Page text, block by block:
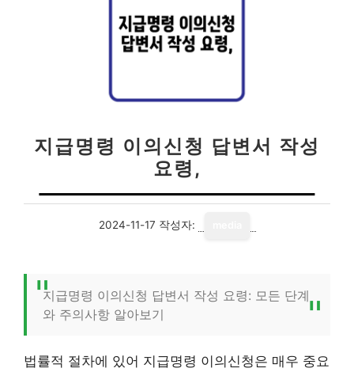
지급명령 이의신청 답변서 작성
요령,
2024-11-17 작성자:
지급명령 이의신청 답변서 작성 요령: 모든 단계
와 주의사항 알아보기
법률적 절차에 있어 지급명령 이의신청은 매우 중요